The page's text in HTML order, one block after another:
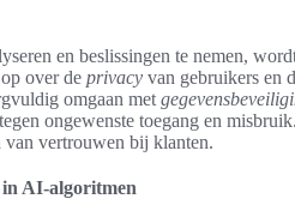
en beslissingen te nemen,
over de privacy van gebruikers en
omgaan met
ongewenste toegang en
vertrouwen bij klanten.
AI-algoritmen